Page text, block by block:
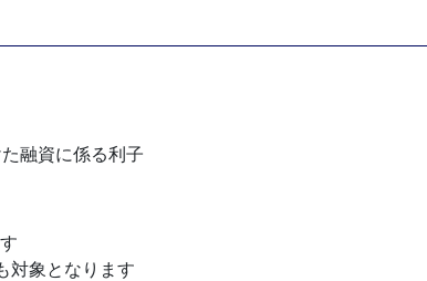
融資に係る利子
対象となります